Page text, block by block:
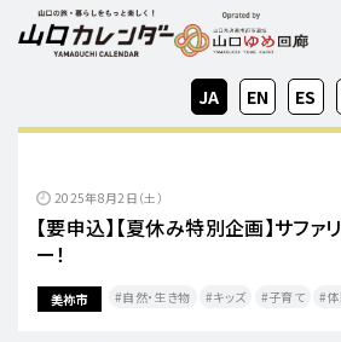
EN
JA ES
2025年8月2日（土）
【要申込】【夏休み特別企画】サフ
ー！
美祢市 自然・生き物 キッズ 子育て